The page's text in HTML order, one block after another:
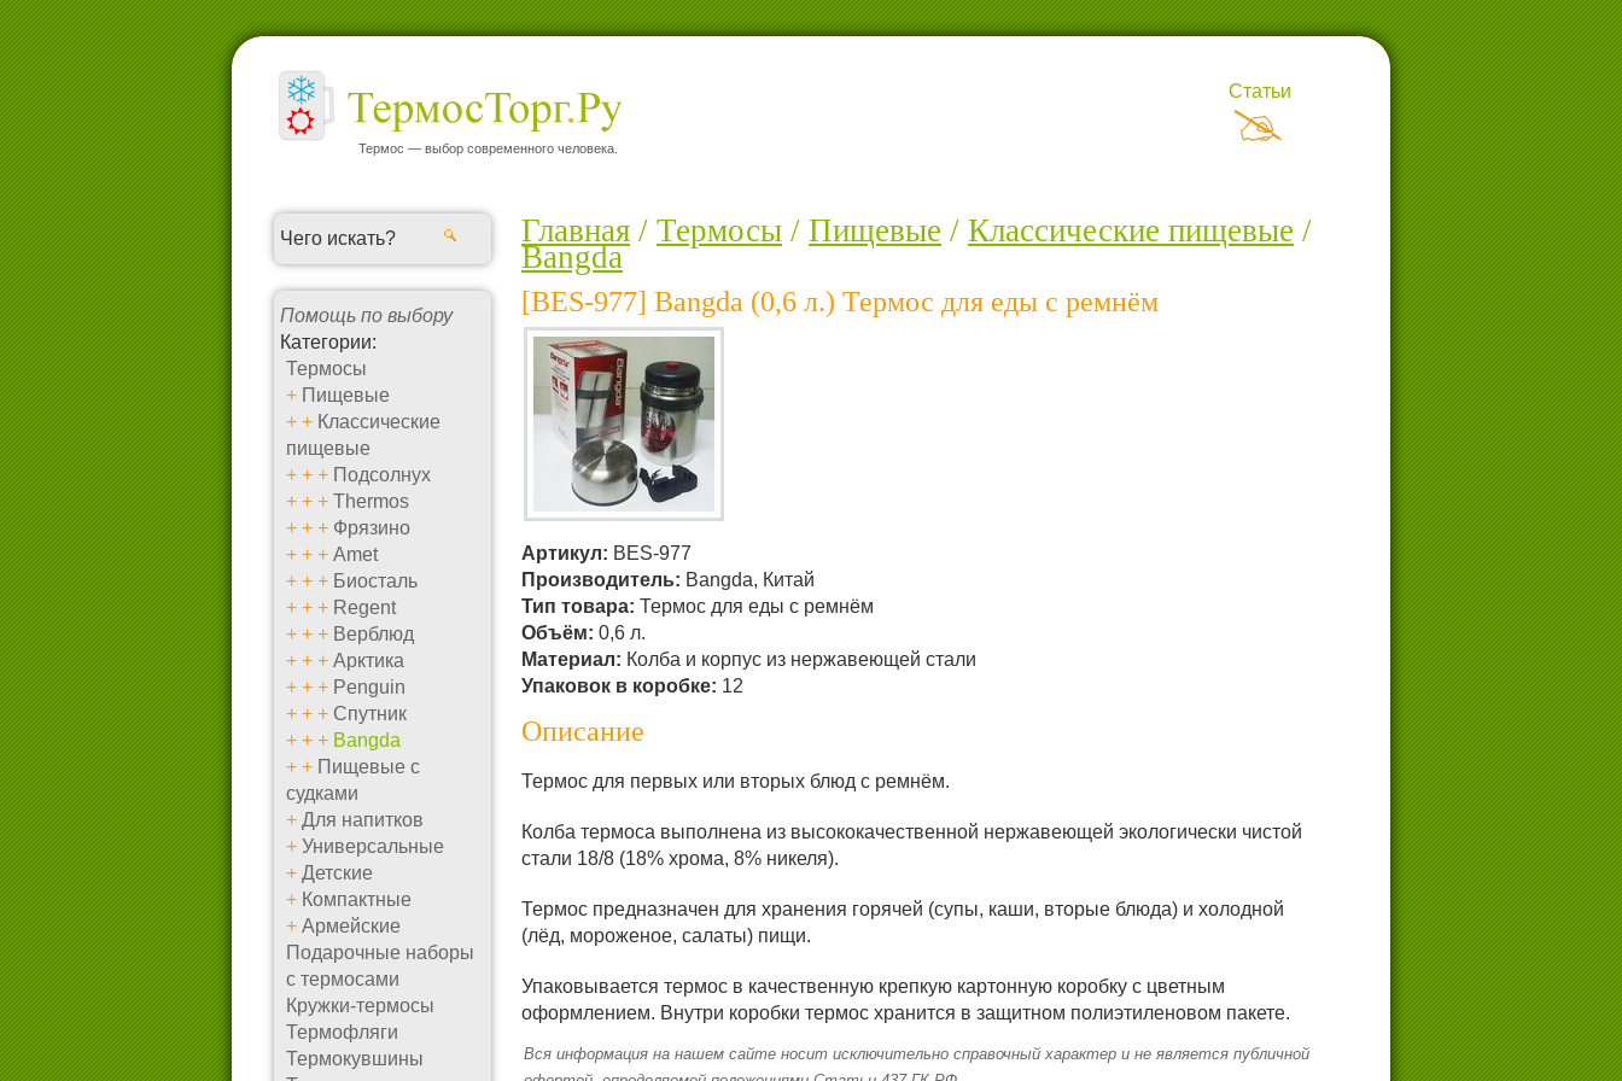
Термос — выбор современного человека.
Статьи
Помощь по выбору
Категории:
Термосы
+ Пищевые
+ + Классические
пищевые
+ + + Подсолнух
+ + + Thermos
+ + + Фрязино
+ + + Amet
+ + + Биосталь
+ + + Regent
+ + + Верблюд
+ + + Арктика
+ + + Penguin
+ + + Спутник
+ + + Bangda
+ + Пищевые с
судками
+ Для напитков
+ Универсальные
+ Детские
+ Компактные
+ Армейские
Подарочные наборы
с термосами
Кружки-термосы
Термофляги
Термокувшины
Главная / Термосы / Пищевые / Классические пищевые /
Bangda
[BES-977] Bangda (0,6 л.) Термос для еды с ремнём
Артикул: BES-977
Производитель: Bangda, Китай
Тип товара: Термос для еды с ремнём
Объём: 0,6 л.
Материал: Колба и корпус из нержавеющей стали
Упаковок в коробке: 12
Описание
Термос для первых или вторых блюд с ремнём.
Колба термоса выполнена из высококачественной нержавеющей экологически чистой
стали 18/8 (18% хрома, 8% никеля).
Термос предназначен для хранения горячей (супы, каши, вторые блюда) и холодной
(лёд, мороженое, салаты) пищи.
Упаковывается термос в качественную крепкую картонную коробку с цветным
оформлением. Внутри коробки термос хранится в защитном полиэтиленовом пакете.
Вся информация на нашем сайте носит исключительно справочный характер и не является публичной